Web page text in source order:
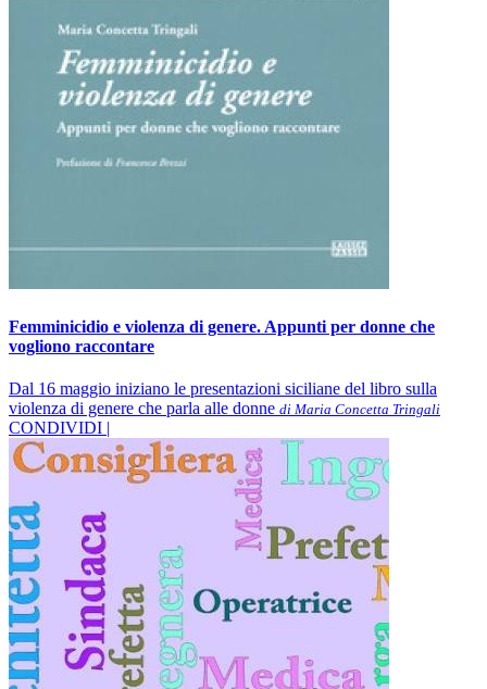
Femminicidio e violenza di genere. Appunti per donne che
vogliono raccontare
Dal 16 maggio iniziano le presentazioni siciliane del libro sulla
violenza di genere che parla alle donne di Maria Concetta Tringali
CONDIVIDI |